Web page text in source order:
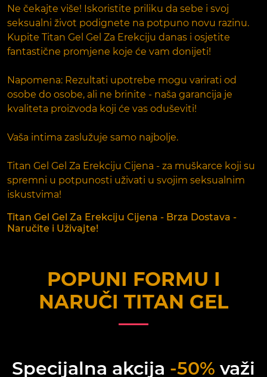
Ne čekajte više! Iskoristite priliku da sebe i svoj
seksualni život podignete na potpuno novu razinu.
Kupite Titan Gel Gel Za Erekciju danas i osjetite
fantastične promjene koje će vam donijeti!
Napomena: Rezultati upotrebe mogu varirati od
osobe do osobe, ali ne brinite - naša garancija je
kvaliteta proizvoda koji će vas oduševiti!
Vaša intima zaslužuje samo najbolje.
Titan Gel Gel Za Erekciju Cijena - za muškarce koji su
spremni u potpunosti uživati u svojim seksualnim
iskustvima!
Titan Gel Gel Za Erekciju Cijena - Brza Dostava -
Naručite i Uživajte!
POPUNI FORMU I
NARUČI TITAN GEL
Specijalna akcija -50% važi